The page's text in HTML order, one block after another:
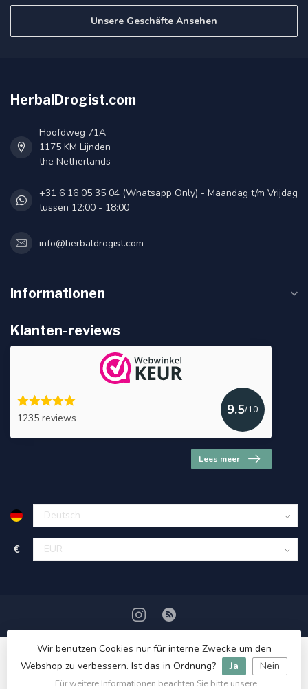
Unsere Geschäfte Ansehen
HerbalDrogist.com
Hoofdweg 71A
1175 KM Lijnden
the Netherlands
+31 6 16 05 35 04 (Whatsapp Only) - Maandag t/m Vrijdag
tussen 12:00 - 18:00
info@herbaldrogist.com
Informationen
Klanten-reviews
1235 reviews
9.5/10
Lees meer
€
Wir benutzen Cookies nur für interne Zwecke um den
Webshop zu verbessern. Ist das in Ordnung?
Ja Nein
Für weitere Informationen beachten Sie bitte unsere